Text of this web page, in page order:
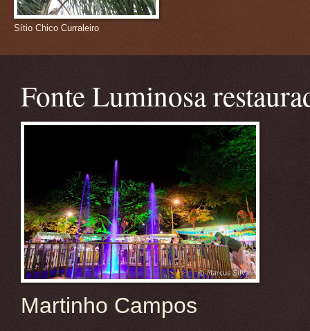
Sítio Chico Curraleiro
Fonte Luminosa
Martinho Campos